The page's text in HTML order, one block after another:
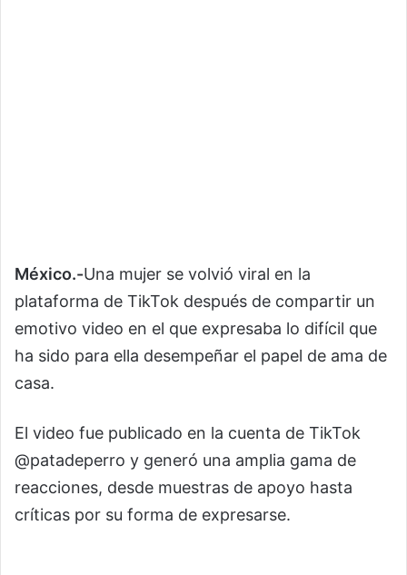
México.-Una mujer se volvió viral en la
plataforma de TikTok después de compartir un
emotivo video en el que expresaba lo difícil que
ha sido para ella desempeñar el papel de ama de
casa.
El video fue publicado en la cuenta de TikTok
@patadeperro y generó una amplia gama de
reacciones, desde muestras de apoyo hasta
críticas por su forma de expresarse.